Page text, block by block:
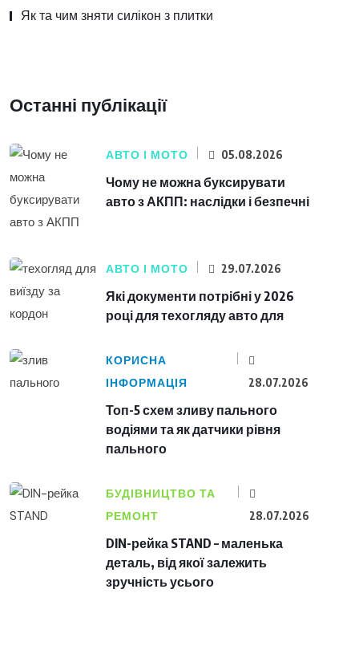
Як та чим зняти силікон з плитки
Останні публікації
АВТО І МОТО 05.08.2026
Чому не можна буксирувати
авто з АКПП: наслідки і безпечні
АВТО І МОТО 29.07.2026
Які документи потрібні у 2026
році для техогляду авто для
КОРИСНА
ІНФОРМАЦІЯ
28.07.2026
Топ-5 схем зливу пального
водіями та як датчики рівня
пального
БУДІВНИЦТВО ТА
РЕМОНТ
28.07.2026
DIN-рейка STAND – маленька
деталь, від якої залежить
зручність усього